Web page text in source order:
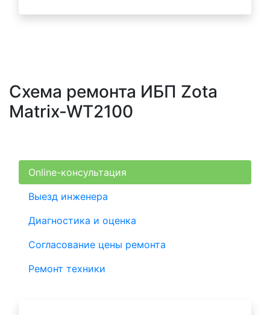
Схема ремонта ИБП Zota
Matrix-WT2100
Online-консультация
Выезд инженера
Диагностика и оценка
Согласование цены ремонта
Ремонт техники